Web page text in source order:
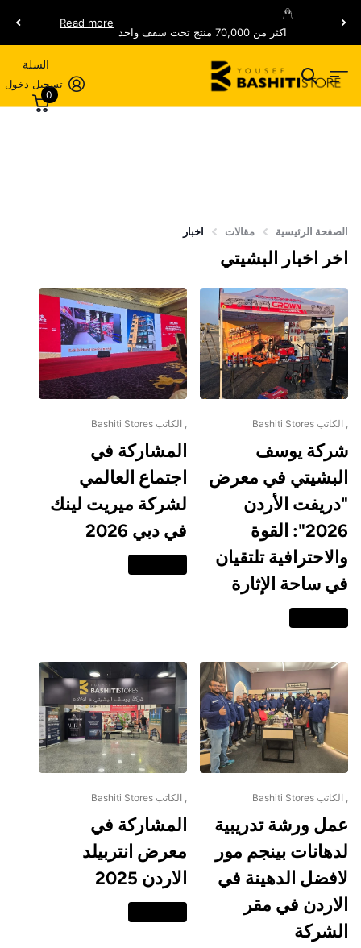
اكثر من 70,000 منتج تحت سقف واحد
Read more
تسجيل دخول
السلة
0
الصفحة الرئيسية مقالات اخبار
اخر اخبار البشيتي
, الكاتب Bashiti Stores
شركة يوسف
البشيتي في معرض
"دريفت الأردن
2026": القوة
والاحترافية تلتقيان
في ساحة الإثارة
, الكاتب Bashiti Stores
المشاركة في
اجتماع العالمي
لشركة ميريت لينك
في دبي 2026
, الكاتب Bashiti Stores
عمل ورشة تدريبية
لدهانات بينجم مور
لافضل الدهينة في
الاردن في مقر
الشركة
, الكاتب Bashiti Stores
المشاركة في
معرض انتربيلد
الاردن 2025